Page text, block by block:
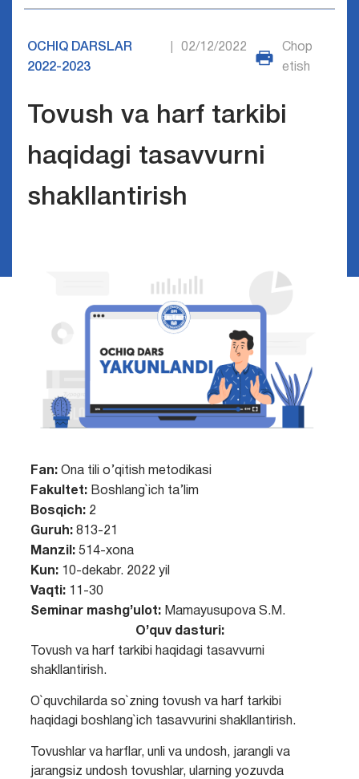
OCHIQ DARSLAR
2022-2023
02/12/2022
Chop
etish
Tovush va harf tarkibi
haqidagi tasavvurni
shakllantirish
Fan: Ona tili o’qitish metodikasi
Fakultet:Boshlang`ich ta’lim
Bosqich:2
Guruh:813-21
Manzil:514-xona
Kun: 10-dekabr. 2022 yil
Vaqti:11-30
Seminar mashg’ulot:Mamayusupova S.M.
O’quv dasturi:
Tovush va harf tarkibi haqidagi tasavvurni
shakllantirish.
O`quvchilarda so`zning tovush va harf tarkibi
haqidagi boshlang`ich tasavvurini shakllantirish.
Tovushlar va harflar, unli va undosh, jarangli va
jarangsiz undosh tovushlar, ularning yozuvda